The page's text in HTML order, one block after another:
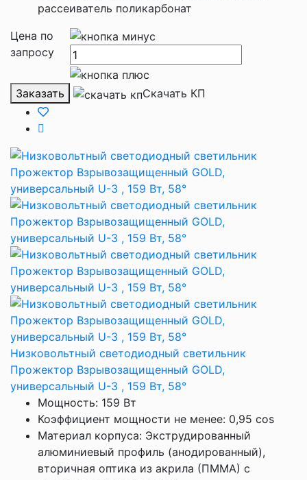
рассеиватель поликарбонат
Цена по
запросу
Заказать Скачать КП
Низковольтный светодиодный светильник
Прожектор Взрывозащищенный GOLD,
универсальный U-3 , 159 Вт, 58°
Мощность: 159 Вт
Коэффициент мощности не менее: 0,95 cos
Материал корпуса: Экструдированный
алюминиевый профиль (анодированный),
вторичная оптика из акрила (ПММА) с